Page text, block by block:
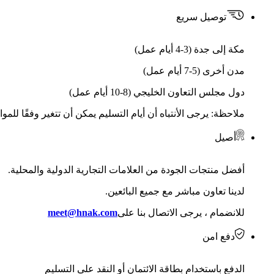
توصيل سريع
مكة إلى جدة (3-4 أيام عمل)
مدن أخرى (5-7 أيام عمل)
دول مجلس التعاون الخليجي (8-10 أيام عمل)
ملاحظة: يرجى الأنتباه أن أيام التسليم يمكن أن تتغير وفقًا
أصيل
أفضل منتجات الجودة من العلامات التجارية الدولية والمحلية.
لدينا تعاون مباشر مع جميع البائعين.
للانضمام ، يرجى الاتصال بنا علىmeet@hnak.com
دفع امن
الدفع باستخدام بطاقة الائتمان أو النقد على التسليم